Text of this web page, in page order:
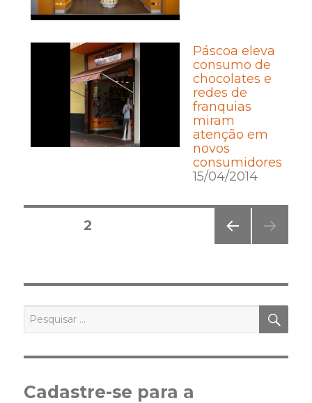
Páscoa eleva
consumo de
chocolates e
redes de
franquias
miram
atenção em
novos
consumidores
15/04/2014
Posts
ERIO
R
PÁGINA2
por:
Cadastre-se para a